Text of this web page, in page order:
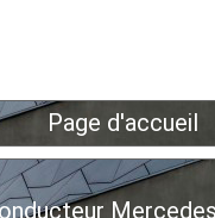
Page d'accueil